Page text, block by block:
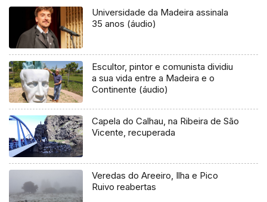
Universidade da Madeira assinala
35 anos (áudio)
Escultor, pintor e comunista dividiu
a sua vida entre a Madeira e o
Continente (áudio)
Capela do Calhau, na Ribeira de São
Vicente, recuperada
Veredas do Areeiro, Ilha e Pico
Ruivo reabertas